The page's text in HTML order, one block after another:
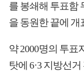
를 봉쇄해 투표함
을 동원한 끝에 개
약 2000명의 투표
탓에 6·3 지방선